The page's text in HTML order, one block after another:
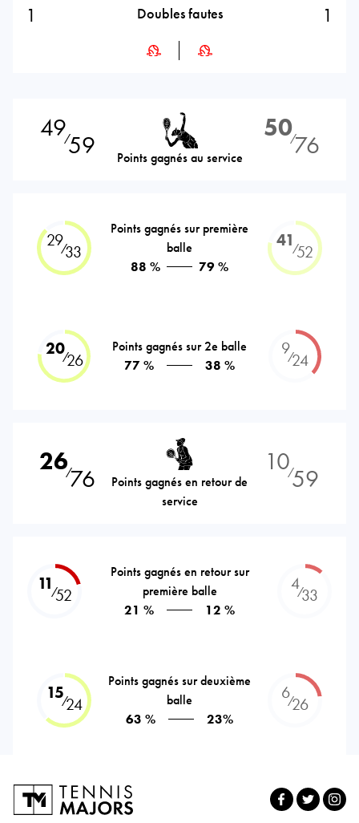
1 Doubles fautes 1
49⁄59 Points gagnés au service
50⁄76
29⁄33
Points gagnés sur première
balle
88 %
79 %
41⁄52
20⁄26
Points gagnés sur 2e balle
77 %
38 %
9⁄24
26⁄76
Points gagnés en retour de
service
10⁄59
11⁄52
Points gagnés en retour sur
première balle
21 %
12 %
4⁄33
15⁄24
Points gagnés sur deuxième
balle
63 %
23%
6⁄26